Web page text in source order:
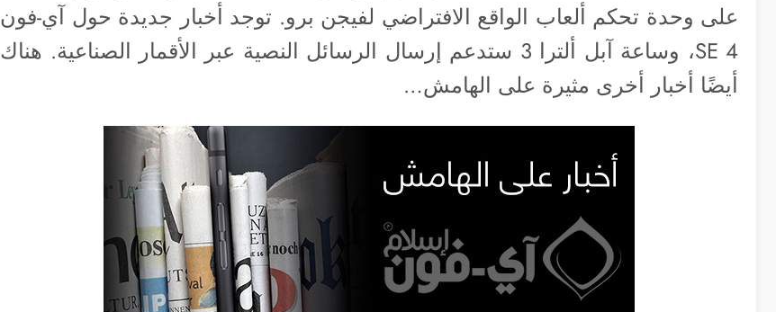
على وحدة تحكم ألعاب الواقع الافتراضي لفيجن برو. توجد أخبار جديدة حول آي-فون
SE 4، وساعة آبل ألترا 3 ستدعم إرسال الرسائل النصية عبر الأقمار الصناعية. هناك
أيضًا أخبار أخرى مثيرة على الهامش…